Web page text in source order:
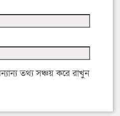
তথ্য সঞ্চয় করে রাখুন